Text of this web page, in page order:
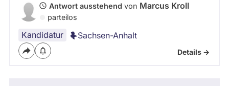
Frage Status
- Alle -
Antwort ausstehend von Marcus Kroll
parteilos
Kandidatur Sachsen-Anhalt
Details ->